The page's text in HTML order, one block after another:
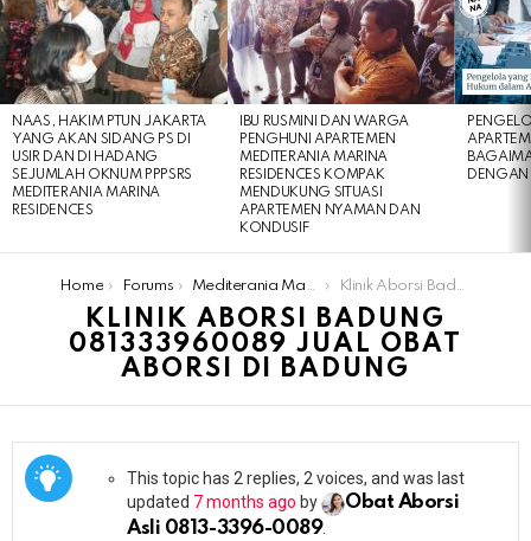
LATEST
STORIES
NAAS, HAKIM PTUN JAKARTA
YANG AKAN SIDANG PS DI
USIR DAN DI HADANG
SEJUMLAH OKNUM PPPSRS
MEDITERANIA MARINA
RESIDENCES
IBU RUSMINI DAN WARGA
PENGHUNI APARTEMEN
MEDITERANIA MARINA
RESIDENCES KOMPAK
MENDUKUNG SITUASI
APARTEMEN NYAMAN DAN
KONDUSIF
DENGAN
You are here:
Home Forums Mediterania Marina Residences Klinik Aborsi Badung 081333960089 Jual Obat Aborsi Di Badung
KLINIK ABORSI BADUNG
081333960089 JUAL OBAT
ABORSI DI BADUNG
This topic has 2 replies, 2 voices, and was last
updated 7 months ago by
Obat Aborsi
Asli 0813-3396-0089.